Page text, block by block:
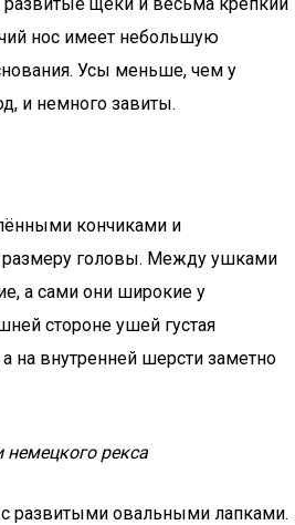
нос имеет небольшую
Усы меньше, чем у
и немного завиты.
кончиками и
головы. Между ушками
а сами они широкие у
стороне ушей густая
на внутренней шерсти заметно
немецкого рекса
развитыми овальными лапками.